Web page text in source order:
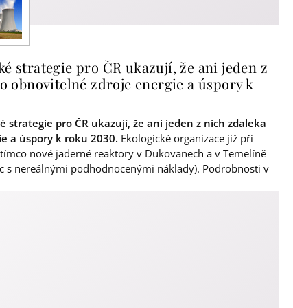
strategie pro ČR ukazují, že ani jeden z
obnovitelné zdroje energie a úspory k
pro ČR ukazují, že ani jeden z nich zdaleka
a úspory k roku 2030. Ekologické organizace již při
nové jaderné reaktory v Dukovanech a v Temelíně
nereálnými podhodnocenými náklady). Podrobnosti v